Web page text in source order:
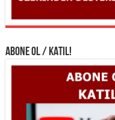
ABONE OL / KATIL!